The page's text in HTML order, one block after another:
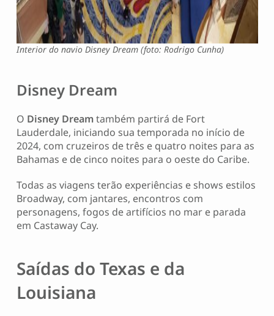
Interior do navio Disney Dream (foto: Rodrigo Cunha)
Disney Dream
O Disney Dreamtambém partirá de Fort
Lauderdale, iniciando sua temporada no início de
2024, com cruzeiros de três e quatro noites para as
Bahamas e de cinco noites para o oeste do Caribe.
Todas as viagens terão experiências e shows estilos
Broadway, com jantares, encontros com
personagens, fogos de artifícios no mar e parada
em Castaway Cay.
Saídas do Texas e da
Louisiana